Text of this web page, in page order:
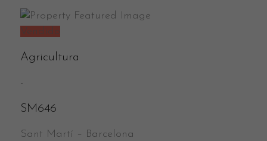
Vendido
Agricultura
-
SM646
Sant Martí – Barcelona